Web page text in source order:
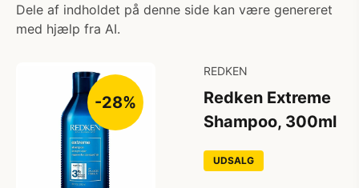
Dele af indholdet på denne side kan være genereret
med hjælp fra AI.
-28%
REDKEN
Redken Extreme
Shampoo, 300ml
UDSALG